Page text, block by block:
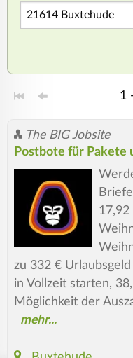
1
The BIG Jobsite
Postbote für Pakete
17,92
zu 332 €
in Vollzeit starten,
Möglichkeit der